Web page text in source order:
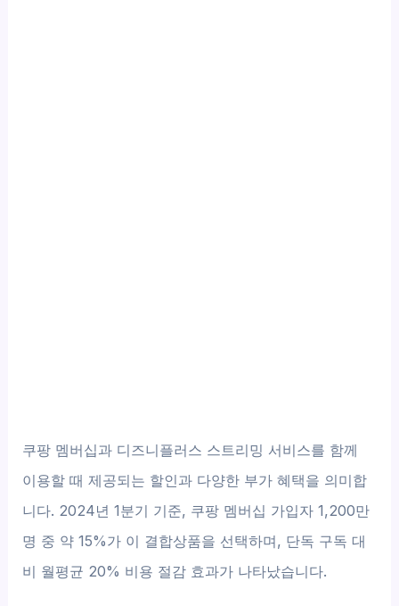
쿠팡 멤버십과 디즈니플러스 스트리밍 서비스를 함께
이용할 때 제공되는 할인과 다양한 부가 혜택을 의미합
니다. 2024년 1분기 기준, 쿠팡 멤버십 가입자 1,200만
명 중 약 15%가 이 결합상품을 선택하며, 단독 구독 대
비 월평균 20% 비용 절감 효과가 나타났습니다.